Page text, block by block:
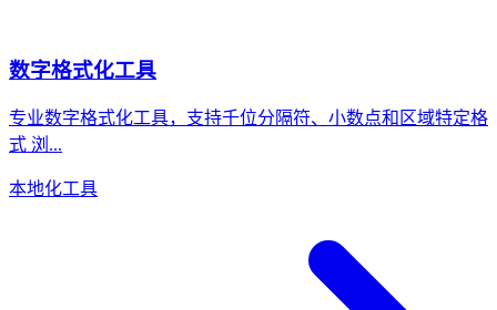
数字格式化工具
专业数字格式化工具，支持千位分隔符、小数点和区域特定格
式 浏...
本地化工具